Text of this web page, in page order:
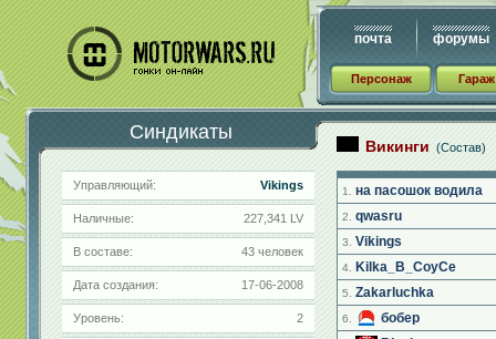
почта форумы
Персонаж Гараж
Синдикаты
Управляющий: Vikings
Наличные: 227,341 LV
В составе: 43 человек
Дата создания: 17-06-2008
Уровень: 2
Викинги (Состав)
1. на пасошок водила
2. qwasru
3. Vikings
4. Kilka_B_CoyCe
5. Zakarluchka
6. бобер